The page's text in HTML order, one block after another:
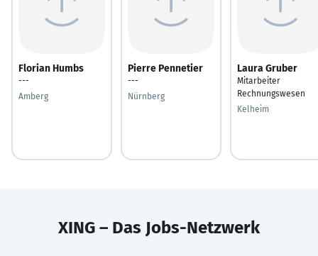
Florian Humbs
---
Amberg
Pierre Pennetier
---
Nürnberg
Laura Gruber
Mitarbeiter
Rechnungswesen
Kelheim
XING – Das Jobs-Netzwerk